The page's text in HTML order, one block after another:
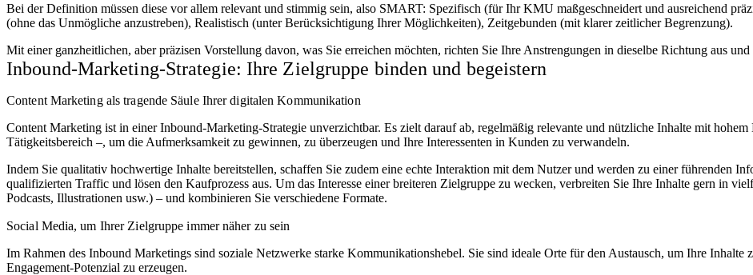
Bei der Definition müssen diese vor allem relevant und stimmig sein, also SMART: Spezifisch (für Ihr KMU maßgeschneidert und ausreichend
(ohne das Unmögliche anzustreben), Realistisch (unter Berücksichtigung Ihrer Möglichkeiten), Zeitgebunden (mit klarer zeitlicher Begrenzung).
Mit einer ganzheitlichen, aber präzisen Vorstellung davon, was Sie erreichen möchten, richten Sie Ihre Anstrengungen in dieselbe Richtung aus
Inbound-Marketing-Strategie: Ihre Zielgruppe binden und begeistern
Content Marketing als tragende Säule Ihrer digitalen Kommunikation
Content Marketing ist in einer Inbound-Marketing-Strategie unverzichtbar. Es zielt darauf ab, regelmäßig relevante und nützliche Inhalte mit
Tätigkeitsbereich –, um die Aufmerksamkeit zu gewinnen, zu überzeugen und Ihre Interessenten in Kunden zu verwandeln.
Indem Sie qualitativ hochwertige Inhalte bereitstellen, schaffen Sie zudem eine echte Interaktion mit dem Nutzer und werden zu einer führenden
qualifizierten Traffic und lösen den Kaufprozess aus. Um das Interesse einer breiteren Zielgruppe zu wecken, verbreiten Sie Ihre Inhalte gern in
Podcasts, Illustrationen usw.) – und kombinieren Sie verschiedene Formate.
Social Media, um Ihrer Zielgruppe immer näher zu sein
Im Rahmen des Inbound Marketings sind soziale Netzwerke starke Kommunikationshebel. Sie sind ideale Orte für den Austausch, um Ihre Inhalte
Engagement-Potenzial zu erzeugen.